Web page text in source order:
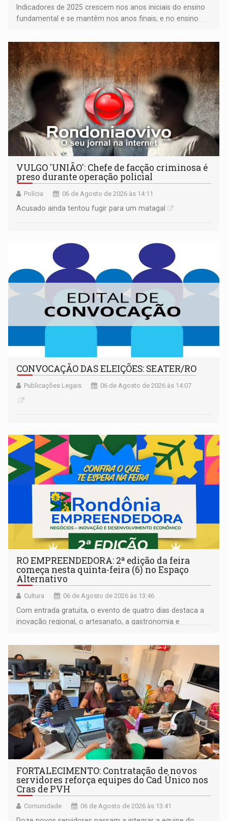
Indicadores de 2025 crescem nos anos iniciais do ensino
fundamental e se mantêm nos anos finais; e no ensino
VULGO 'UNIÃO': Chefe de facção criminosa é
preso durante operação policial
Polícia 06 de Agosto de 2026 às 14:11
Acusado ainda tentou fugir para um matagal
CONVOCAÇÃO DAS ELEIÇÕES: SEATER/RO
Publicações Legais 06 de Agosto de 2026 às 14:07
RO EMPREENDEDORA: 2ª edição da feira
começa nesta quinta-feira (6) no Espaço
Alternativo
Cultura 06 de Agosto de 2026 às 13:46
Com entrada gratuita, o evento de quatro dias destaca a
inovação regional, o artesanato, a gastronomia e
FORTALECIMENTO: Contratação de novos
servidores reforça equipes do Cad Único nos
Cras de PVH
Comunidade 06 de Agosto de 2026 às 13:41